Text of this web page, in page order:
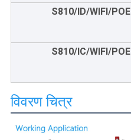
S810/ID/WIFI/POE
S810/IC/WIFI/POE
विवरण चित्र